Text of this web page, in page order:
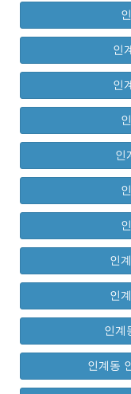
인
인
인
인
인
인계
인계동